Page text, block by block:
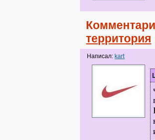
территория
Написал: kart